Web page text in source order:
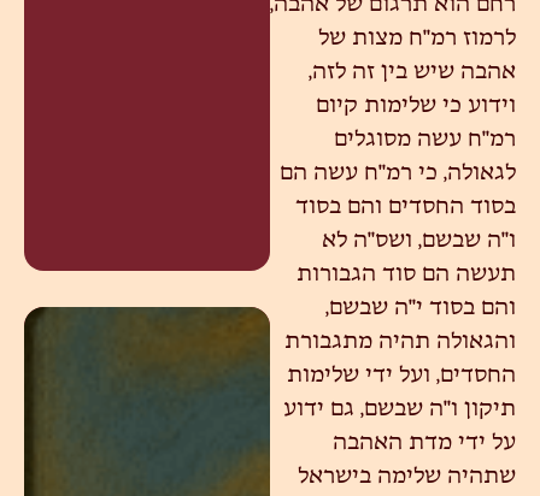
לרמוז רמ"ח מצות של
אהבה שיש בין זה לזה,
וידוע כי שלימות קיום
רמ"ח עשה מסוגלים
לגאולה, כי רמ"ח עשה הם
בסוד החסדים והם בסוד
ו"ה שבשם, ושס"ה לא
תעשה הם סוד הגבורות
והם בסוד י"ה שבשם,
והגאולה תהיה מתגבורת
החסדים, ועל ידי שלימות
תיקון ו"ה שבשם, גם ידוע
על ידי מדת האהבה
שתהיה שלימה בישראל